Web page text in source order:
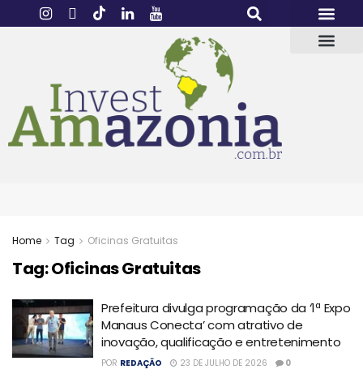
Home Tag Oficinas Gratuitas
Tag:Oficinas Gratuitas
Prefeitura divulga programação da ‘1ª Expo
Manaus Conecta’ com atrativo de
inovação, qualificação e entretenimento
POR REDAÇÃO 23 DE JULHO DE 2026 0